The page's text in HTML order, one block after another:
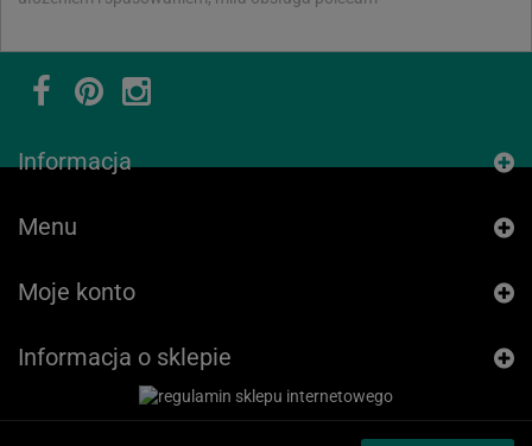
Informacja
Menu
Moje konto
Informacja o sklepie